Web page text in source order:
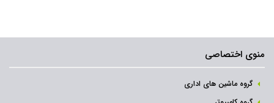
منوی اختصاصی
گروه ماشین های اداری